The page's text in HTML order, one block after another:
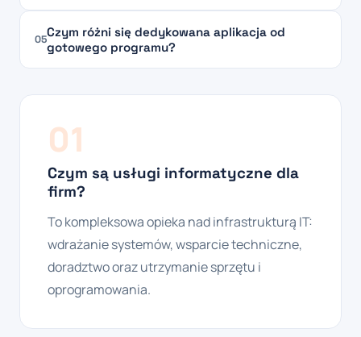
05Czym różni się dedykowana aplikacja od
gotowego programu?
01
Czym są usługi informatyczne dla
firm?
To kompleksowa opieka nad infrastrukturą IT:
wdrażanie systemów, wsparcie techniczne,
doradztwo oraz utrzymanie sprzętu i
oprogramowania.